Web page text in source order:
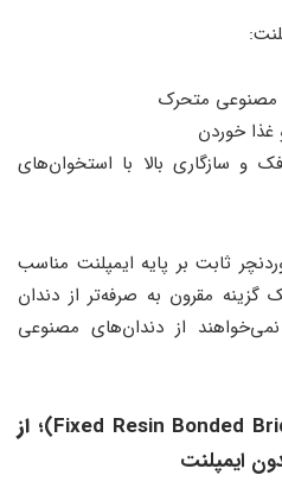
مصنوعی متحرک
خوردن
و سازگاری بالا با استخوان‌های
ثابت بر پایه ایمپلنت مناسب
گزینه مقرون به صرفه‌تر از دندان
از دندان‌های مصنوعی
؛ از
ایمپلنت